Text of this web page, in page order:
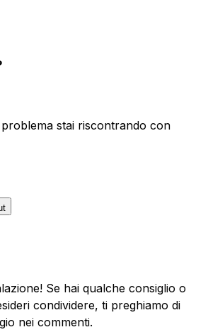
stai riscontrando con
Se hai qualche consiglio o
condividere, ti preghiamo di
nei commenti.